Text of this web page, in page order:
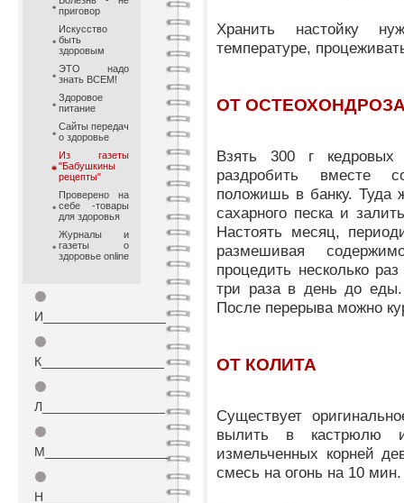
приговор
Искусство
быть
здоровым
ЭТО надо
знать ВСЕМ!
Здоровое
питание
Сайты передач
о здоровье
Из газеты
"Бабушкины
рецепты"
Проверено на
себе -товары
для здоровья
Журналы и
газеты о
здоровье online
⚫
И_________________
⚫
К_________________
⚫
Л_________________
⚫
М_________________
⚫
Н_________________
Хранить настойку
температуре,
ОТ
Взять 300 г кедровых
раздробить вместе
положишь в банку. Туда
сахарного песка и
Настоять месяц,
размешивая
процедить несколько
три раза в день до еды.
После перерыва можно
ОТ КОЛИТА
Существует
вылить в кастрюлю
измельченных корней
смесь на огонь на 10 мин.